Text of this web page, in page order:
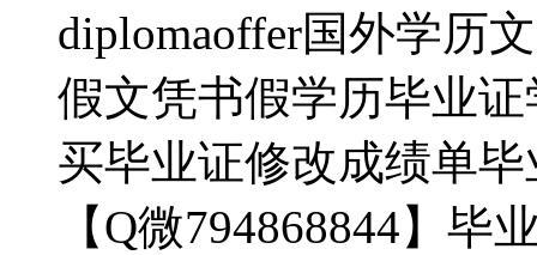
diplomaoffer国外学历
假文凭书假学历毕业
买毕业证修改成绩单
【Q微794868844】